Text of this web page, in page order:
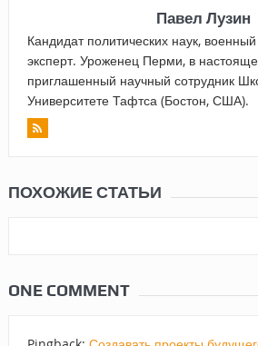
Павел Лузин
Кандидат политических наук,
эксперт. Уроженец Перми, в
приглашенный научный сотрудник
Университете Тафтса (Бостон, США).
ПОХОЖИЕ СТАТЬИ
ONE COMMENT